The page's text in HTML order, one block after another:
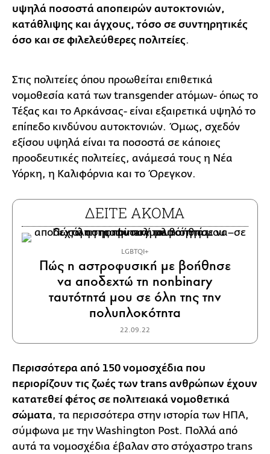
υψηλά ποσοστά αποπειρών αυτοκτονιών,
κατάθλιψης και άγχους, τόσο σε συντηρητικές
όσο και σε φιλελεύθερες πολιτείες.
Στις πολιτείες όπου προωθείται επιθετικά
νομοθεσία κατά των transgender ατόμων- όπως το
Τέξας και το Αρκάνσας- είναι εξαιρετικά υψηλό το
επίπεδο κινδύνου αυτοκτονιών. Όμως, σχεδόν
εξίσου υψηλά είναι τα ποσοστά σε κάποιες
προοδευτικές πολιτείες, ανάμεσά τους η Νέα
Υόρκη, η Καλιφόρνια και το Όρεγκον.
ΔΕΙΤΕ ΑΚΟΜΑ
LGBTQI+
Πώς η αστροφυσική με βοήθησε
να αποδεχτώ τη nonbinary
ταυτότητά μου σε όλη της την
πολυπλοκότητα
22.09.22
Περισσότερα από 150 νομοσχέδια που
περιορίζουν τις ζωές των trans ανθρώπων έχουν
κατατεθεί φέτος σε πολιτειακά νομοθετικά
σώματα, τα περισσότερα στην ιστορία των ΗΠΑ,
σύμφωνα με την Washington Post. Πολλά από
αυτά τα νομοσχέδια έβαλαν στο στόχαστρο trans